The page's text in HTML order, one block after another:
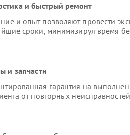
и быстрый ремонт
и опыт позволяют провести
сроки, минимизируя время
и запчасти
гарантия на
от повторных неисправностей